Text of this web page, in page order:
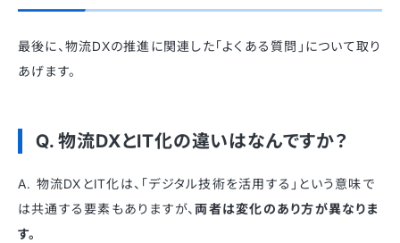
最後に、物流DXの推進に関連した「よくある質問」について取り
あげます。
Q. 物流DXとIT化の違いはなんですか？
A. 物流DXとIT化は、「デジタル技術を活用する」という意味で
は共通する要素もありますが、両者は変化のあり方が異なりま
す。